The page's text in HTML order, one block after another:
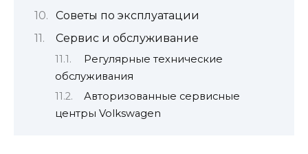
Советы по эксплуатации
Сервис и обслуживание
Регулярные технические
обслуживания
Авторизованные сервисные
центры Volkswagen